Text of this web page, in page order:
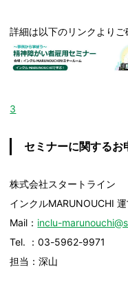
詳細は以下のリンクより
3
セミナーに関するお
株式会社スタートライン
インクルMARUNOUCHI
Mail： inclu-
Tel. ：03-5962-9971
担当：深山